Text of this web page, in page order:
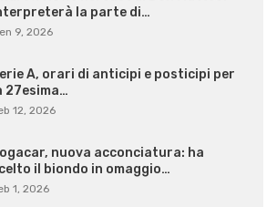
la parte di…
9, 2026
A, orari di anticipi e posticipi per
27esima…
12, 2026
nuova acconciatura: ha
il biondo in omaggio…
1, 2026